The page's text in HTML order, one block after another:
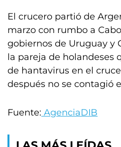
El crucero partió de
marzo con rumbo a
gobiernos de Uruguay y
la pareja de holandeses
de hantavirus en el
después no se contagió
Fuente: AgenciaDIB